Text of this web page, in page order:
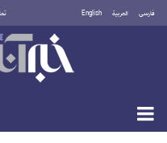
فارسی العربية English
پنجشنبه ۱۵ مرداد ۱۴۰۵